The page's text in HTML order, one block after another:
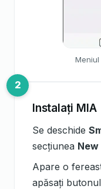
Instalați MIA
Se deschide
secțiunea New
Apare o
apăsați butonul